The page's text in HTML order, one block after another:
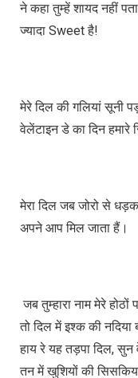
ने कहा तुम्हें शायद नहीं
ज्यादा Sweet है!
मेरे दिल की गलियां सूनी
वेलेंटाइन डे का दिन हमारे
मेरा दिल जब जोरो से
अपने आप मिल जाता हैं।
जब तुम्हारा नाम मेरे होठों
तो दिल में इश्क की
हाय रे यह तड़पा दिल,
तन में खुशियों की